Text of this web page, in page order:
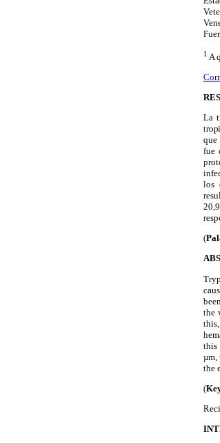
1 A
La
que
fue
los
(
the
this
µm,
the
(